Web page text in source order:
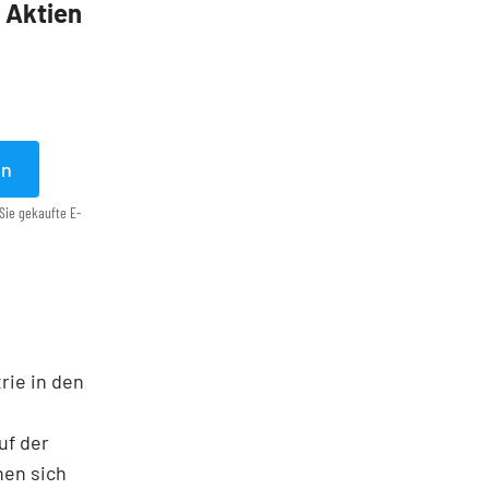
Aktien
gekaufte E-
in den
der
sich